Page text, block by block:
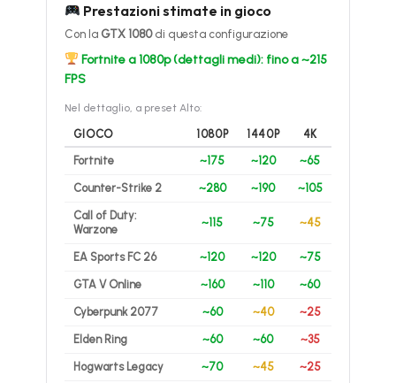
Prestazioni stimate in gioco
Con la GTX 1080di questa configurazione
Fortnite a 1080p (dettagli medi): fino a ~215
FPS
Nel dettaglio, a preset Alto:
GIOCO 1080P 1440P
4K
Fortnite
~175 ~120 ~65
Counter-Strike 2 ~280 ~190 ~105
Call of Duty:
Warzone
~115 ~75 ~45
EA Sports FC 26 ~120 ~120 ~75
GTA V Online ~160 ~110 ~60
Cyberpunk 2077 ~60 ~40 ~25
Elden Ring ~60 ~60 ~35
Hogwarts Legacy ~70 ~45 ~25